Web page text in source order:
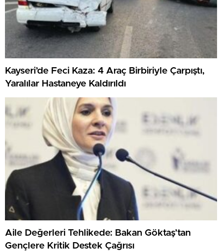
Kayseri’de Feci Kaza: 4 Araç Birbiriyle Çarpıştı,
Yaralılar Hastaneye Kaldırıldı
Aile Değerleri Tehlikede: Bakan Göktaş’tan
Gençlere Kritik Destek Çağrısı